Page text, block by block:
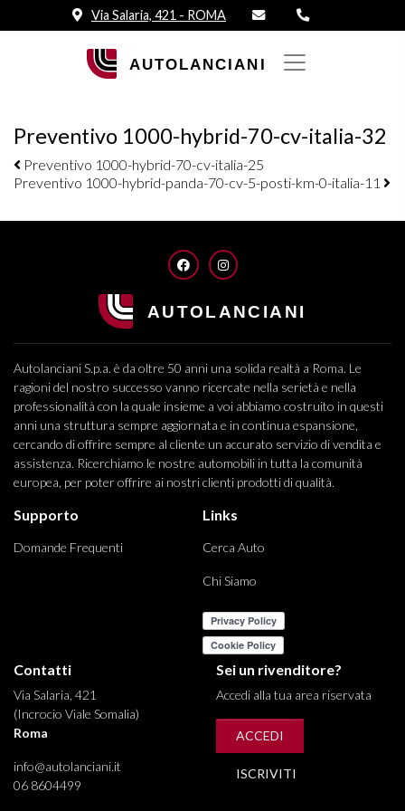
Via Salaria, 421 - ROMA
Preventivo 1000-hybrid-70-cv-italia-32
Navigazione elementi
Preventivo 1000-hybrid-70-cv-italia-25
Preventivo 1000-hybrid-panda-70-cv-5-posti-km-0-italia-11
FACEBOOKINSTAGRAM
Autolanciani S.p.a. è da oltre 50 anni una solida realtà a Roma. Le
ragioni del nostro successo vanno ricercate nella serietà e nella
professionalità con la quale insieme a voi abbiamo costruito in questi
anni una struttura sempre aggiornata e in continua espansione,
cercando di offrire sempre al cliente un accurato servizio di vendita e
assistenza. Ricerchiamo le nostre automobili in tutta la comunità
europea, per poter offrire ai nostri clienti prodotti di qualità.
Supporto
Domande Frequenti
Links
Cerca Auto
Chi Siamo
Contatti
Via Salaria, 421
(Incrocio Viale Somalia)
Roma
info@autolanciani.it
06 8604499
Sei un rivenditore?
Accedi alla tua area riservata
ACCEDI
ISCRIVITI